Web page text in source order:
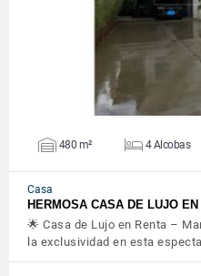
480 m² 4 Alcobas
Casa
HERMOSA CASA DE LUJO
🌟 Casa de Lujo en Renta –
la exclusividad en esta